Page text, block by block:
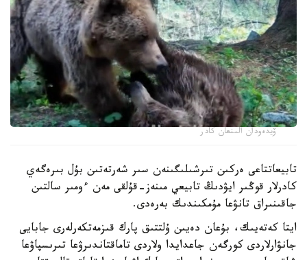
ۆيدەودان الىنعان كادر
تابيعاتتاعى ەركىن تىرشىلىگىنەن سىر شەرتەتىن بۇل بىرەگەي
كادرلار قوڭىر ايۋدىڭ تابيعي مىنەز-قۇلقى مەن ءومىر سالتىن
جاقىنىراق تانۋعا مۇمكىندىك بەرەدى.
ايتا كەتەيىك، بۇعان دەيىن ۇلتتىق پارك قىزمەتكەرلەرى جابايى
جانۋارلاردى كورگەن جاعدايدا ولاردى تاماقتاندىرۋعا تىرىسپاۋعا